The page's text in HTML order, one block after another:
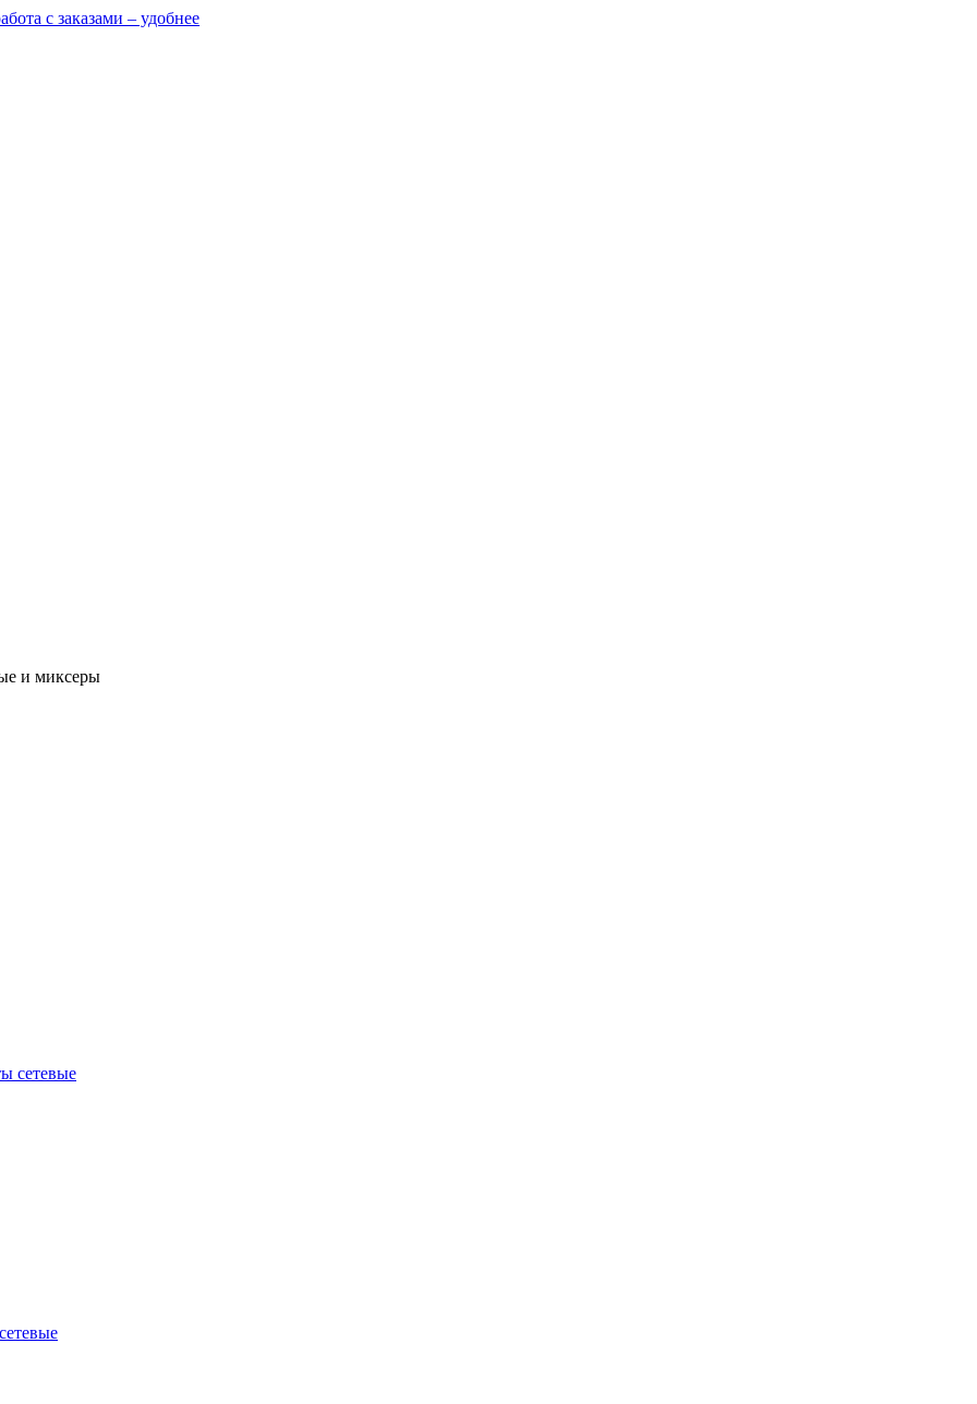
с заказами – удобнее
и миксеры
сетевые